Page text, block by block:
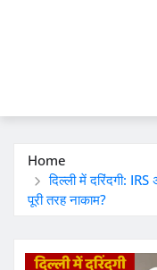
Home
दिल्ली में दरिंदगी: IRS
पूरी तरह नाकाम?